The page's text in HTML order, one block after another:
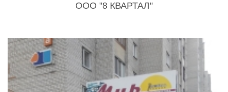
ООО "8 КВАРТАЛ"